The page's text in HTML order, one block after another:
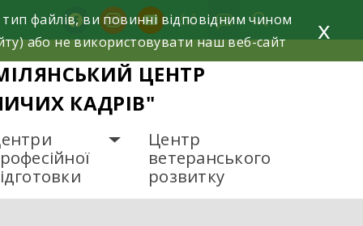
facebookinstagramyoutube
ЦЕНТР
КАДРІВ"
Центр
ветеранського
розвитку
файлів, ви повинні відповідним чином
або не використовувати наш веб-сайт
x